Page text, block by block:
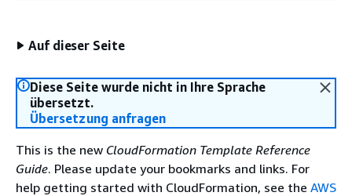
Auf dieser Seite
Diese Seite wurde nicht in Ihre Sprache
übersetzt.
Übersetzung anfragen
This is the new CloudFormation Template Reference
Guide. Please update your bookmarks and links. For
help getting started with CloudFormation, see the AWS